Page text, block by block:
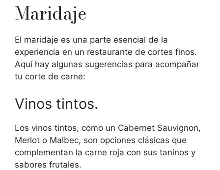
Maridaje
El maridaje es una parte esencial de la
experiencia en un restaurante de cortes finos.
Aquí hay algunas sugerencias para acompañar
tu corte de carne:
Vinos tintos.
Los vinos tintos, como un Cabernet Sauvignon,
Merlot o Malbec, son opciones clásicas que
complementan la carne roja con sus taninos y
sabores frutales.